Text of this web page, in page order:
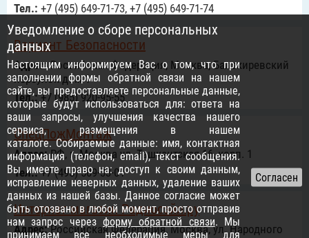
Тел.: +7 (495) 649-71-73, +7 (495) 649-71-74
Вариант Безопасности
Адрес:Российcкая Федерация, Москва, Балакиревский
переулок дом 1
Тел.:+7 (985) 920-95-55
СпецПожМонтаж
Адрес:РФ, г. Москва ул. Ташкентская 16, корп. 1
Тел.:+7 (495) 509-33-01
Интернет-магазин Радиосэйл.ру
Адрес:Российcкая Федерация, Москва, ул. Народного
Уведомление о сборе персональных
данных
Настоящим информируем Вас о том, что при
заполнении формы обратной связи на нашем
сайте, вы предоставляете персональные данные,
которые будут использоваться для: ответа на
ваши запросы, улучшения качества нашего
сервиса, размещения в нашем
каталоге. Собираемые данные: имя, контактная
информация (телефон, email), текст сообщения.
Вы имеете право на: доступ к своим данным,
исправление неверных данных, удаление ваших
данных из нашей базы. Данное согласие может
быть отозвано в любой момент, просто отправив
нам запрос через форму обратной связи. Мы
принимаем все необходимые меры для